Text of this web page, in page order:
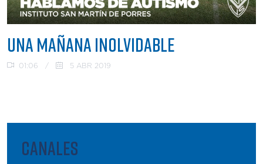
UNA MAÑANA INOLVIDABLE
01:06 / 5 ABR 2019
CANALES